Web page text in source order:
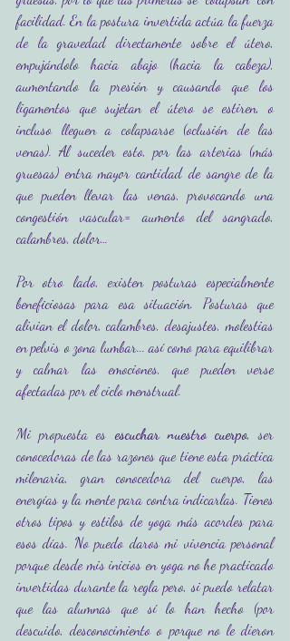
facilidad. En la postura invertida actúa la fuerza
de la gravedad directamente sobre el útero,
empujándolo hacia abajo (hacia la cabeza),
aumentando la presión y causando que los
ligamentos que sujetan el útero se estiren, o
incluso lleguen a colapsarse (oclusión de las
venas). Al suceder esto, por las arterias (más
gruesas) entra mayor cantidad de sangre de la
que pueden llevar las venas, provocando una
congestión vascular= aumento del sangrado,
calambres, dolor…
Por otro lado, existen posturas especialmente
beneficiosas para esa situación. Posturas que
alivian el dolor, calambres, desajustes, molestias
en pelvis o zona lumbar... así como para equilibrar
y calmar las emociones, que pueden verse
afectadas por el ciclo menstrual.
Mi propuesta es escuchar nuestro cuerpo, ser
conocedoras de las razones que tiene esta práctica
milenaria, gran conocedora del cuerpo, las
energías y la mente para contra indicarlas. Tienes
otros tipos y estilos de yoga más acordes para
esos días. No puedo daros mi vivencia personal
porque desde mis inicios en yoga no he practicado
invertidas durante la regla pero, si puedo relatar
que las alumnas que sí lo han hecho (por
descuido, desconocimiento o porque no le dieron